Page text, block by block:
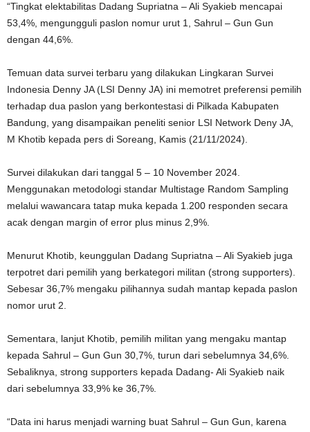
“Tingkat elektabilitas Dadang Supriatna – Ali Syakieb mencapai
53,4%, mengungguli paslon nomur urut 1, Sahrul – Gun Gun
dengan 44,6%.
Temuan data survei terbaru yang dilakukan Lingkaran Survei
Indonesia Denny JA (LSI Denny JA) ini memotret preferensi pemilih
terhadap dua paslon yang berkontestasi di Pilkada Kabupaten
Bandung, yang disampaikan peneliti senior LSI Network Deny JA,
M Khotib kepada pers di Soreang, Kamis (21/11/2024).
Survei dilakukan dari tanggal 5 – 10 November 2024.
Menggunakan metodologi standar Multistage Random Sampling
melalui wawancara tatap muka kepada 1.200 responden secara
acak dengan margin of error plus minus 2,9%.
Menurut Khotib, keunggulan Dadang Supriatna – Ali Syakieb juga
terpotret dari pemilih yang berkategori militan (strong supporters).
Sebesar 36,7% mengaku pilihannya sudah mantap kepada paslon
nomor urut 2.
Sementara, lanjut Khotib, pemilih militan yang mengaku mantap
kepada Sahrul – Gun Gun 30,7%, turun dari sebelumnya 34,6%.
Sebaliknya, strong supporters kepada Dadang- Ali Syakieb naik
dari sebelumnya 33,9% ke 36,7%.
“Data ini harus menjadi warning buat Sahrul – Gun Gun, karena